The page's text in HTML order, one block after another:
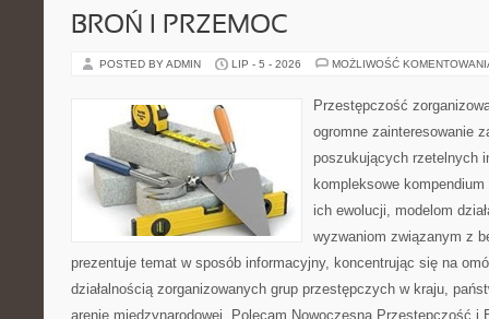
BROŃ I PRZEMOC
POSTED BY ADMIN LIP - 5 - 2026 MOŻLIWOŚĆ
Przestępczość
ogromne zainteresowanie
poszukujących rzetelnych
kompleksowe
ich ewolucji, modelom
wyzwaniom związanym z
prezentuje temat w sposób informacyjny, koncentrując się na
działalnością zorganizowanych grup przestępczych w kraju,
arenie międzynarodowej. Polecam Nowoczesna Przestępczość i